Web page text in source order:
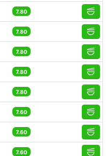
7.80
7.80
7.80
7.80
7.80
7.60
7.60
7.60